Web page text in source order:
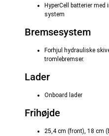
HyperCell batterier
system
Bremsesystem
Forhjul hydrauliske
tromlebremser.
Lader
Onboard lader
Frihøjde
25,4 cm (front), 18 cm